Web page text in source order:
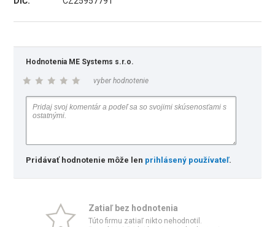
Hodnotenia ME Systems s.r.o.
vyber hodnotenie
Pridávať hodnotenie môže len prihlásený používateľ.
Zatiaľ bez hodnotenia
Túto firmu zatiaľ nikto nehodnotil.